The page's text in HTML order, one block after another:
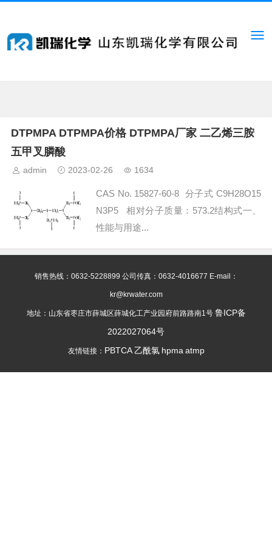
DTPMPA DTPMPA价格 DTPMPA厂家 二乙烯三胺
五甲叉膦酸
admin 2023-02-26 1634
CAS No. 15827-60-8 分子式 C9H28O15
N3P5 相对分子质量：573.2结构式一、
性能与用途...
销售热线：0632-5228899 公司传真：0632-4016677 E-mail：
kr@krwater.com
地址：山东省枣庄市薛城区薛城化工产业园府前路路南1号 鲁ICP备
2022027064号
友情链接： PBTCA 乙酰氯 hpma atmp